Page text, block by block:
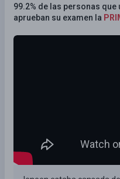
99.2% de las personas
aprueban su examen la